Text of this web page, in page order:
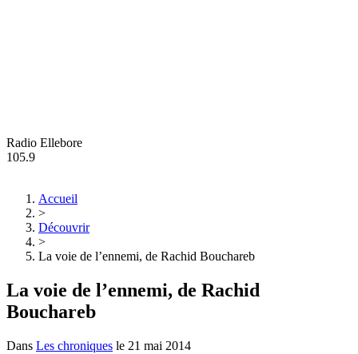
Radio Ellebore
105.9
Accueil
>
Découvrir
>
La voie de l’ennemi, de Rachid Bouchareb
La voie de l’ennemi, de Rachid
Bouchareb
Dans Les chroniques le 21 mai 2014